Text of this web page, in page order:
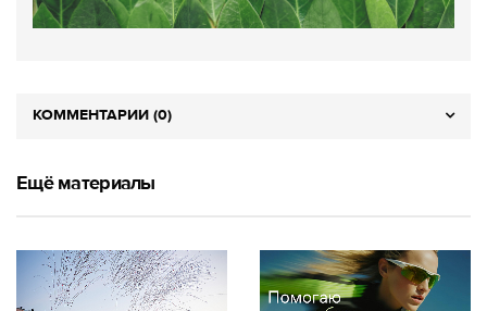
КОММЕНТАРИИ (0)
Ещё материалы